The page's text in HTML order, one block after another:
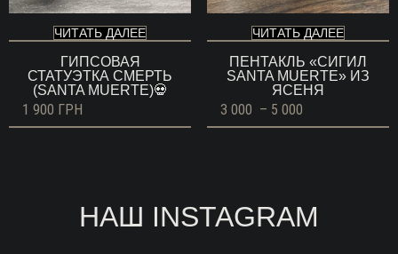
ЧИТАТЬ ДАЛЕЕ
ГИПСОВАЯ
СТАТУЭТКА СМЕРТЬ
(SANTA MUERTE)💀
1 900 ГРН
ЧИТАТЬ ДАЛЕЕ
ПЕНТАКЛЬ «СИГИЛ
SANTA MUERTE» ИЗ
ЯСЕНЯ
3 000 – 5 000
цен:
НАШ INSTAGRAM